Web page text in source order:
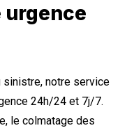
urgence
sinistre, notre service
24h/24 et 7j/7.
le colmatage des